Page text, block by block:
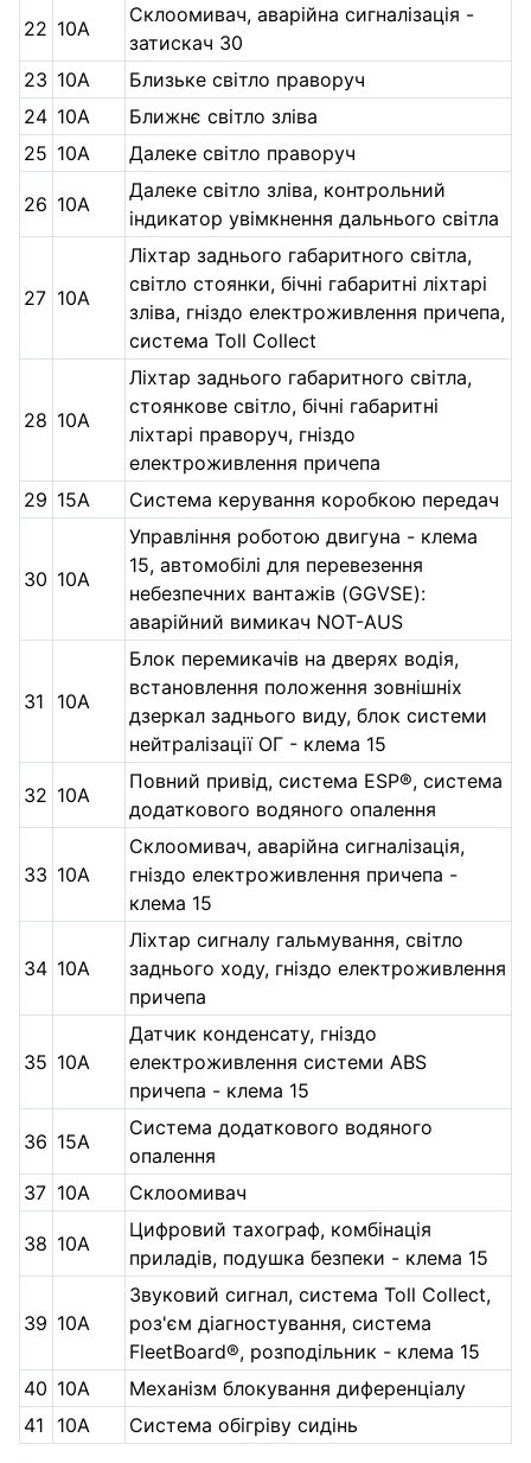
22 10А
Склоомивач, аварійна сигналізація -
затискач 30
23 10А
Близьке світло праворуч
24 10А
Ближнє світло зліва
25 10А Далеке світло праворуч
26 10А
Далеке світло зліва, контрольний
індикатор увімкнення дальнього світла
27 10А
Ліхтар заднього габаритного світла,
світло стоянки, бічні габаритні ліхтарі
зліва, гніздо електроживлення причепа,
система Toll Collect
28 10А
Ліхтар заднього габаритного світла,
стоянкове світло, бічні габаритні
ліхтарі праворуч, гніздо
електроживлення причепа
29 15А Система керування коробкою передач
30 10А
Управління роботою двигуна - клема
15, автомобілі для перевезення
небезпечних вантажів (GGVSE):
аварійний вимикач NOT-AUS
31 10А
Блок перемикачів на дверях водія,
встановлення положення зовнішніх
дзеркал заднього виду, блок системи
нейтралізації ОГ - клема 15
32 10А
Повний привід, система ESP®, система
додаткового водяного опалення
33 10А
Склоомивач, аварійна сигналізація,
гніздо електроживлення причепа -
клема 15
34 10А
Ліхтар сигналу гальмування, світло
заднього ходу, гніздо електроживлення
причепа
35 10А
Датчик конденсату, гніздо
електроживлення системи ABS
причепа - клема 15
36 15А
Система додаткового водяного
опалення
37 10А Склоомивач
38 10А
Цифровий тахограф, комбінація
приладів, подушка безпеки - клема 15
39 10А
Звуковий сигнал, система Toll Collect,
роз'єм діагностування, система
FleetBoard®, розподільник - клема 15
40 10А
Механізм блокування диференціалу
41
10А Система обігріву сидінь